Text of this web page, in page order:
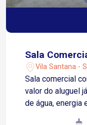
Sala
Vila Santana -
Sala comercial
valor do aluguel
de água, energia e internet